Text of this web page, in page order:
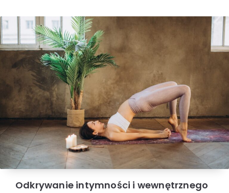
Odkrywanie intymności i wewnętrznego